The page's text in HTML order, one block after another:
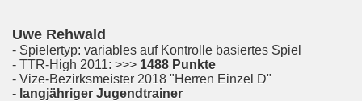
Uwe Rehwald
- Spielertyp: variables auf Kontrolle basiertes Spiel
- TTR-High 2011: >>> 1488 Punkte
- Vize-Bezirksmeister 2018 "Herren Einzel D"
- langjähriger Jugendtrainer